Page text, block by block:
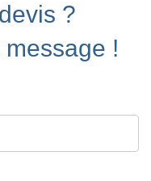
?
!